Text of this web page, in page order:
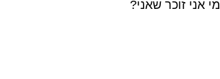
מי אני זוכר שאני?